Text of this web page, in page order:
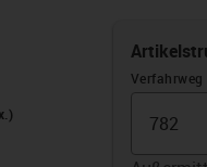
Verfahrweg